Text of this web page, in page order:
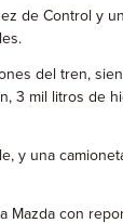
de Control y
del tren,
3 mil litros de
y una
con